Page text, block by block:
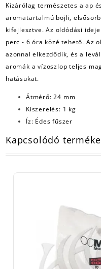
Kizárólag természetes alap
aromatartalmú bojli,
kifejlesztve. Az oldódási
perc - 6 óra közé tehető. Az
azonnal elkezdődik, és a
aromák a vízoszlop teljes
hatásukat.
Átmérő: 24 mm
Kiszerelés: 1 kg
Íz: Édes fűszer
Kapcsolódó